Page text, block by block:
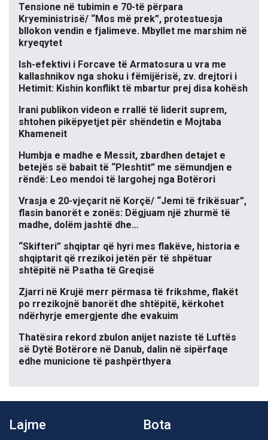
Tensione në tubimin e 70-të përpara
Kryeministrisë/ “Mos më prek”, protestuesja
bllokon vendin e fjalimeve. Mbyllet me marshim në
kryeqytet
Ish-efektivi i Forcave të Armatosura u vra me
kallashnikov nga shoku i fëmijërisë, zv. drejtori i
Hetimit: Kishin konflikt të mbartur prej disa kohësh
Irani publikon videon e rrallë të liderit suprem,
shtohen pikëpyetjet për shëndetin e Mojtaba
Khameneit
Humbja e madhe e Messit, zbardhen detajet e
betejës së babait të “Pleshtit” me sëmundjen e
rëndë: Leo mendoi të largohej nga Botërori
Vrasja e 20-vjeçarit në Korçë/ “Jemi të frikësuar”,
flasin banorët e zonës: Dëgjuam një zhurmë të
madhe, dolëm jashtë dhe…
“Skifteri” shqiptar që hyri mes flakëve, historia e
shqiptarit që rrezikoi jetën për të shpëtuar
shtëpitë në Psatha të Greqisë
Zjarri në Krujë merr përmasa të frikshme, flakët
po rrezikojnë banorët dhe shtëpitë, kërkohet
ndërhyrje emergjente dhe evakuim
Thatësira rekord zbulon anijet naziste të Luftës
së Dytë Botërore në Danub, dalin në sipërfaqe
edhe municione të pashpërthyera
Lajme Bota